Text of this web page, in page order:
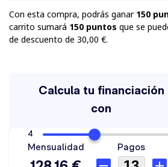
Con esta compra, podrás ganar 150
carrito sumará 150 puntos que se
de descuento de 30,00 €.